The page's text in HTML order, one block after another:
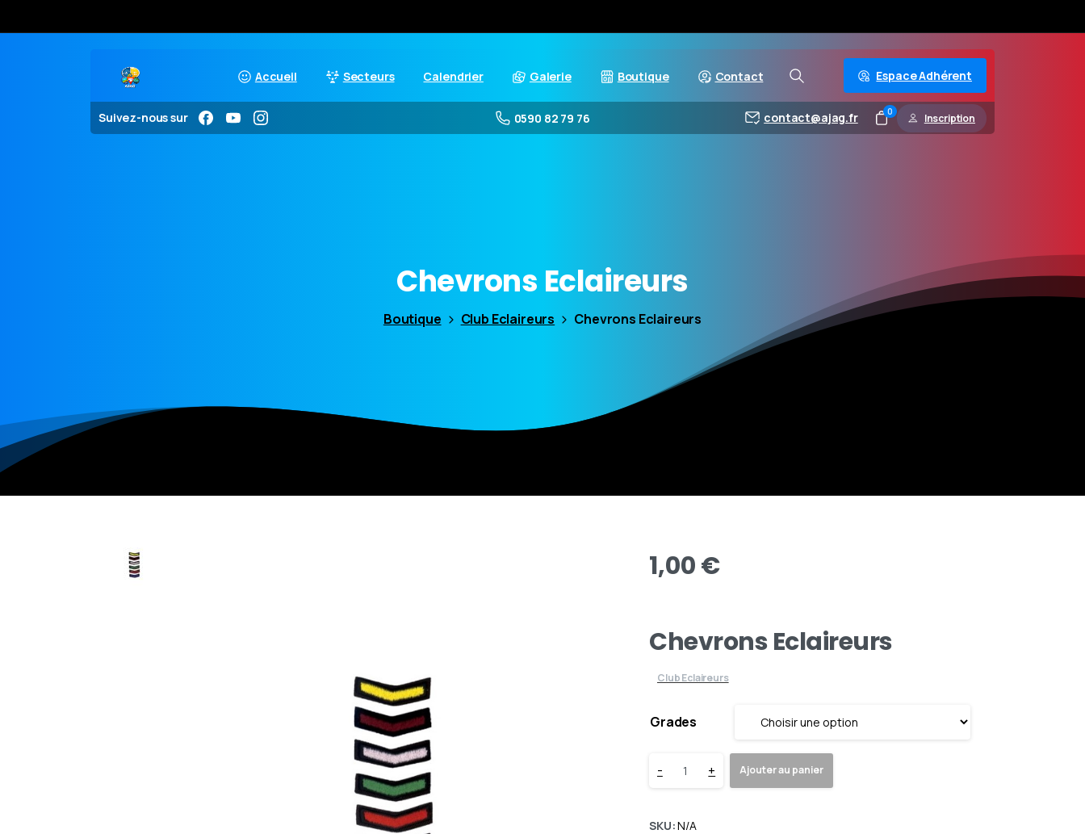
Accueil Secteurs Calendrier Galerie Boutique Contact Espace Adhérent
Suivez-nous sur 0590 82 79 76 contact@ajag.fr 0 Inscription
Chevrons Eclaireurs
Boutique Club Eclaireurs Chevrons Eclaireurs
1,00€
Chevrons Eclaireurs
Club Eclaireurs
Grades
- + Ajouter au panier
SKU:N/A